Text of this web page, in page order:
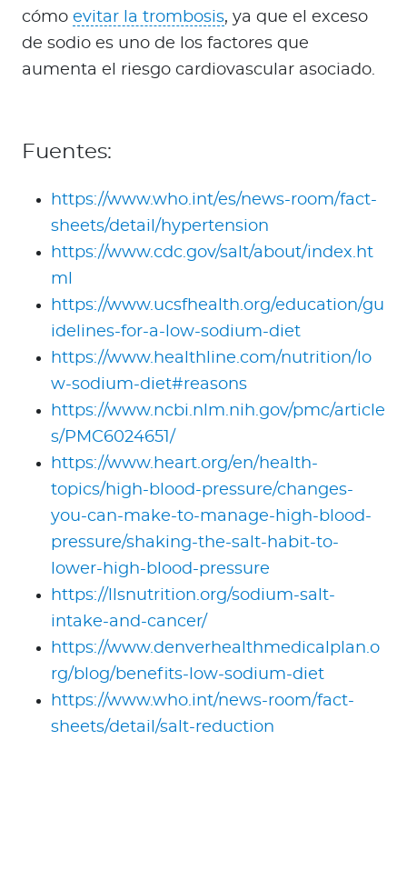
cómo evitar la trombosis, ya que el exceso
de sodio es uno de los factores que
aumenta el riesgo cardiovascular asociado.
Fuentes:
https://www.who.int/es/news-room/fact-
sheets/detail/hypertension
https://www.cdc.gov/salt/about/index.ht
ml
https://www.ucsfhealth.org/education/gu
idelines-for-a-low-sodium-diet
https://www.healthline.com/nutrition/lo
w-sodium-diet#reasons
https://www.ncbi.nlm.nih.gov/pmc/article
s/PMC6024651/
https://www.heart.org/en/health-
topics/high-blood-pressure/changes-
you-can-make-to-manage-high-blood-
pressure/shaking-the-salt-habit-to-
lower-high-blood-pressure
https://llsnutrition.org/sodium-salt-
intake-and-cancer/
https://www.denverhealthmedicalplan.o
rg/blog/benefits-low-sodium-diet
https://www.who.int/news-room/fact-
sheets/detail/salt-reduction